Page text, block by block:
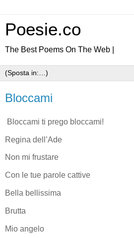
Poesie.co
The Best Poems On The Web |
Bloccami
Bloccami ti prego bloccami!
Regina dell’Ade
Non mi frustare
Con le tue parole cattive
Bella bellissima
Brutta
Mio angelo